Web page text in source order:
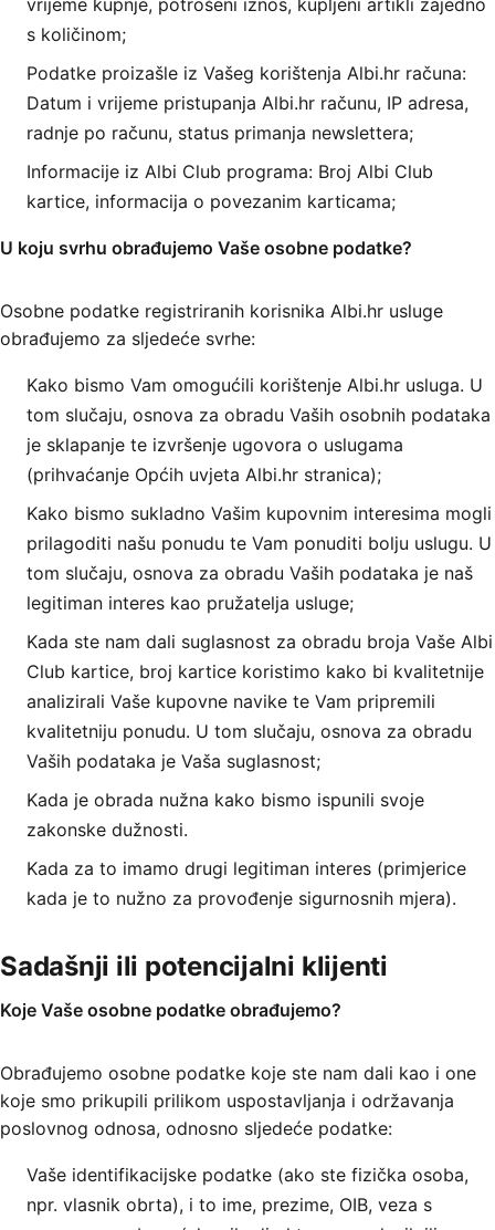
vrijeme kupnje, potrošeni iznos, kupljeni artikli zajedno
s količinom;
Podatke proizašle iz Vašeg korištenja Albi.hr računa:
Datum i vrijeme pristupanja Albi.hr računu, IP adresa,
radnje po računu, status primanja newslettera;
Informacije iz Albi Club programa: Broj Albi Club
kartice, informacija o povezanim karticama;
U koju svrhu obrađujemo Vaše osobne podatke?
Osobne podatke registriranih korisnika Albi.hr usluge
obrađujemo za sljedeće svrhe:
Kako bismo Vam omogućili korištenje Albi.hr usluga. U
tom slučaju, osnova za obradu Vaših osobnih podataka
je sklapanje te izvršenje ugovora o uslugama
(prihvaćanje Općih uvjeta Albi.hr stranica);
Kako bismo sukladno Vašim kupovnim interesima mogli
prilagoditi našu ponudu te Vam ponuditi bolju uslugu. U
tom slučaju, osnova za obradu Vaših podataka je naš
legitiman interes kao pružatelja usluge;
Kada ste nam dali suglasnost za obradu broja Vaše Albi
Club kartice, broj kartice koristimo kako bi kvalitetnije
analizirali Vaše kupovne navike te Vam pripremili
kvalitetniju ponudu. U tom slučaju, osnova za obradu
Vaših podataka je Vaša suglasnost;
Kada je obrada nužna kako bismo ispunili svoje
zakonske dužnosti.
Kada za to imamo drugi legitiman interes (primjerice
kada je to nužno za provođenje sigurnosnih mjera).
Sadašnji ili potencijalni klijenti
Koje Vaše osobne podatke obrađujemo?
Obrađujemo osobne podatke koje ste nam dali kao i one
koje smo prikupili prilikom uspostavljanja i održavanja
poslovnog odnosa, odnosno sljedeće podatke:
Vaše identifikacijske podatke (ako ste fizička osoba,
npr. vlasnik obrta), i to ime, prezime, OIB, veza s